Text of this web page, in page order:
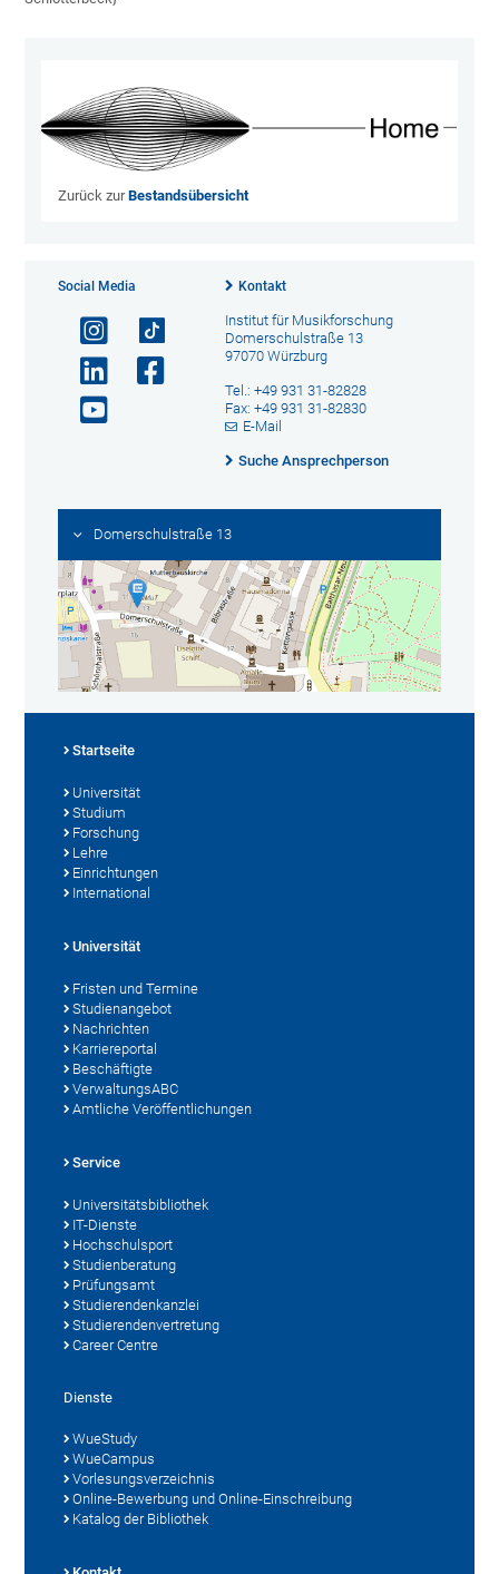
Zurück zurBestandsübersicht
Social Media Kontakt
Institut für Musikforschung
Domerschulstraße 13
97070 Würzburg
Tel.: +49 931 31-82828
Fax: +49 931 31-82830
E-Mail
Suche Ansprechperson
Domerschulstraße 13
Startseite
Universität
Studium
Forschung
Lehre
Einrichtungen
International
Universität
Fristen und Termine
Studienangebot
Nachrichten
Karriereportal
Beschäftigte
VerwaltungsABC
Amtliche Veröffentlichungen
Service
Universitätsbibliothek
IT-Dienste
Hochschulsport
Studienberatung
Prüfungsamt
Studierendenkanzlei
Studierendenvertretung
Career Centre
Dienste
WueStudy
WueCampus
Vorlesungsverzeichnis
Online-Bewerbung und Online-Einschreibung
Katalog der Bibliothek